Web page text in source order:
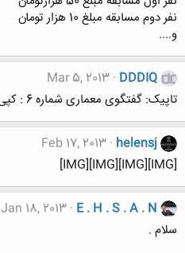
نفر دوم مسابقه مبلغ 10 هزار تومان
و....
DDDIQ
Mar 5, 2013
تاپیک: گفتگوی معماری شماره 6 : کپی کاری در معماری !!
helensj
Feb 17, 2013
[IMG][IMG][IMG][IMG]
E . H . S . A . N
Jan 18, 2013
سلام .